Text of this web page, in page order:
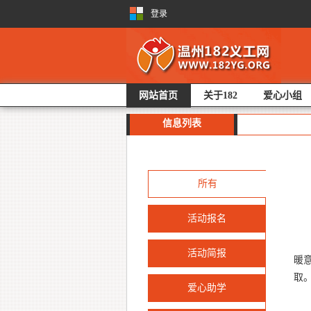
登录
网站首页 关于182 爱心小组
信息列表
所有
活动报名
活动简报
爱心助学
暖
取